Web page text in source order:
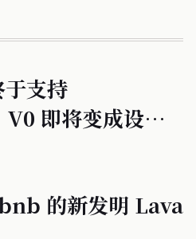
支持
即将变成设计
的新发明 Lava